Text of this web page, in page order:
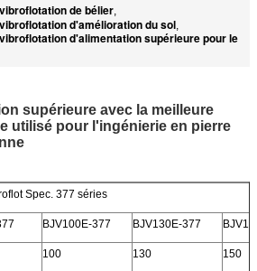
de bélier,
d'amélioration du sol,
d'alimentation supérieure pour le
supérieure avec la meilleure
utilisé pour l'ingénierie en pierre
Spec. 377 séries
BJV100E-377 BJV130E-377
100 130 150